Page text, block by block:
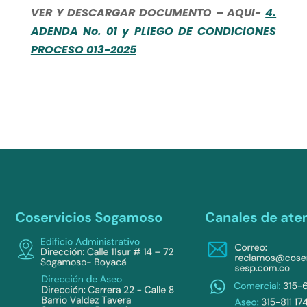
VER Y DESCARGAR DOCUMENTO – AQUI-4.
ADENDA No. 01 y PLIEGO DE CONDICIONES
PROCESO 013-2025